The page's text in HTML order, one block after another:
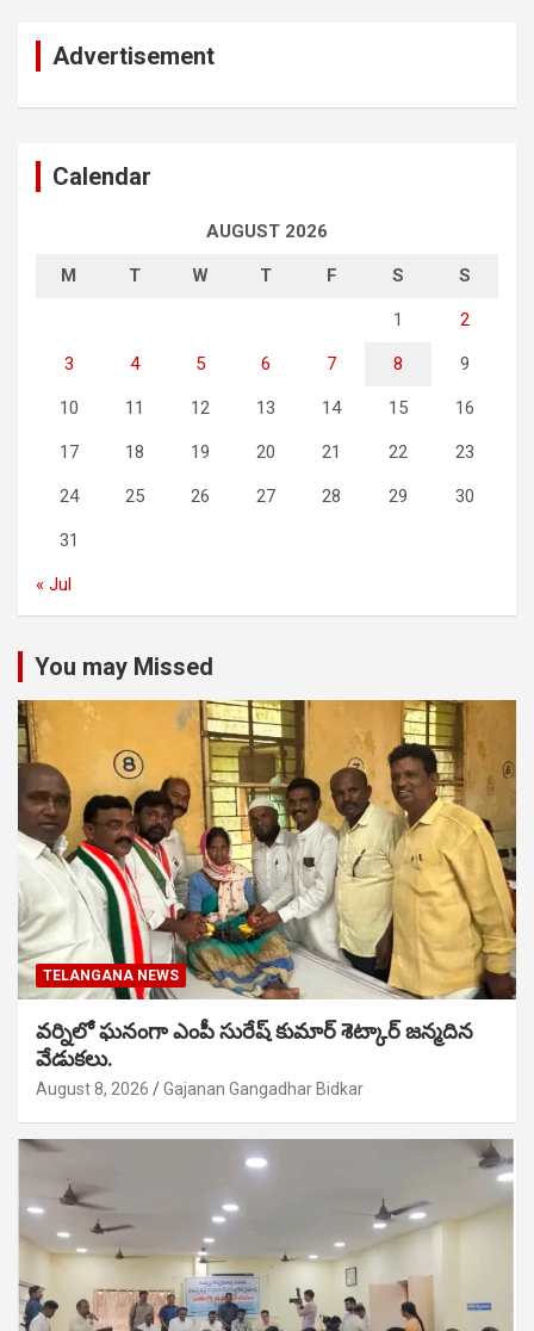
Advertisement
Calendar
AUGUST 2026
M T W T F S S
1 2
3 4 5 6 7 8 9
10 11 12 13 14 15 16
17 18 19 20 21 22 23
24 25 26 27 28 29 30
31
« Jul
You may Missed
TELANGANA NEWS
వర్నిలో ఘనంగా ఎంపీ సురేష్ కుమార్ శెట్కార్ జన్మదిన
వేడుకలు.
August 8, 2026 Gajanan Gangadhar Bidkar